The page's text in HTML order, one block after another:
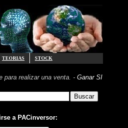
TEORIAS
STOCK
para realizaruna venta. - Ganar SI
a PACinversor: